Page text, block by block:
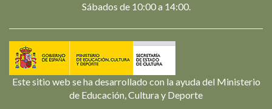
Sábados de 10:00 a 14:00.
Este sitio web se ha desarrollado con la ayuda del Ministerio
de Educación, Cultura y Deporte